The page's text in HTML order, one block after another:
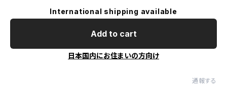
International shipping available
Add to cart
日本国内にお住まいの方向け
通報する